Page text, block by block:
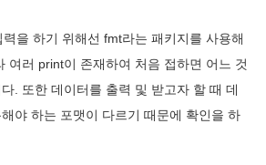
을 하기 위해선 fmt라는 패키지를 사용해
여러 print이 존재하여 처음 접하면 어느 것
. 또한 데이터를 출력 및 받고자 할 때 데
야 하는 포맷이 다르기 때문에 확인을 하